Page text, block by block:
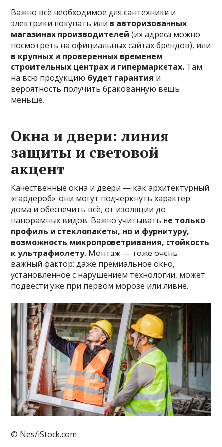
Важно всё необходимое для сантехники и
электрики покупать или в авторизованных
магазинах производителей (их адреса можно
посмотреть на официальных сайтах брендов), или
в крупных и проверенных временем
строительных центрах и гипермаркетах. Там
на всю продукцию будет гарантия и
вероятность получить бракованную вещь
меньше.
Окна и двери: линия
защиты и световой
акцент
Качественные окна и двери — как архитектурный
«гардероб»: они могут подчеркнуть характер
дома и обеспечить всё, от изоляции до
панорамных видов. Важно учитывать не только
профиль и стеклопакеты, но и фурнитуру,
возможность микропроветривания, стойкость
к ультрафиолету. Монтаж — тоже очень
важный фактор: даже премиальное окно,
установленное с нарушением технологии, может
подвести уже при первом морозе или ливне.
© Nes/iStock.com